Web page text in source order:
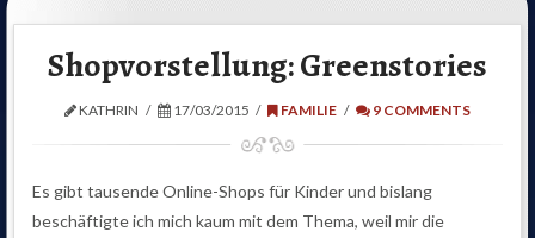
Shopvorstellung: Greenstories
KATHRIN 17/03/2015 FAMILIE 9 COMMENTS
Es gibt tausende Online-Shops für Kinder und bislang
beschäftigte ich mich kaum mit dem Thema, weil mir die